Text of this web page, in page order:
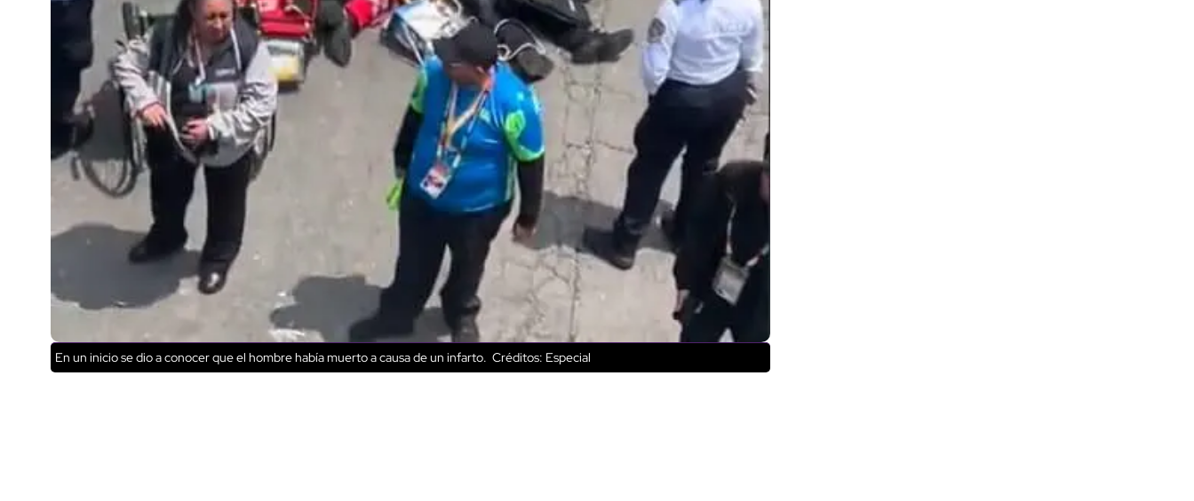
En un inicio se dio a conocer que el hombre había muerto a causa de un infarto. Créditos: Especial